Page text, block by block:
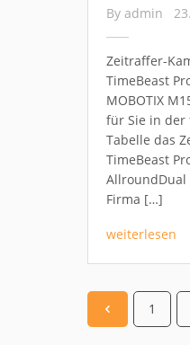
By admin
Zeitraffer-
TimeBeast
MOBOTIX
für Sie in der
Tabelle das
TimeBeast
AllroundDual
Firma […]
weiterlesen
1